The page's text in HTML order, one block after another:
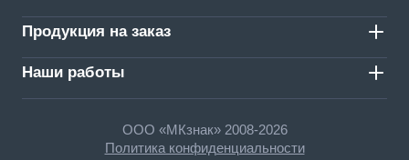
Продукция на заказ
Наши работы
ООО «МКзнак» 2008-2026
Политика конфиденциальности